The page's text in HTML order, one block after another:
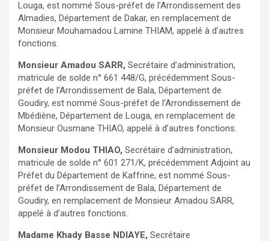
Louga, est nommé Sous-préfet de l’Arrondissement des
Almadies, Département de Dakar, en remplacement de
Monsieur Mouhamadou Lamine THIAM, appelé à d’autres
fonctions.
Monsieur Amadou SARR, Secrétaire d’administration,
matricule de solde n° 661 448/G, précédemment Sous-
préfet de l’Arrondissement de Bala, Département de
Goudiry, est nommé Sous-préfet de l’Arrondissement de
Mbédiène, Département de Louga, en remplacement de
Monsieur Ousmane THIAO, appelé à d’autres fonctions.
Monsieur Modou THIAO, Secrétaire d’administration,
matricule de solde n° 601 271/K, précédemment Adjoint au
Préfet du Département de Kaffrine, est nommé Sous-
préfet de l’Arrondissement de Bala, Département de
Goudiry, en remplacement de Monsieur Amadou SARR,
appelé à d’autres fonctions.
Madame Khady Basse NDIAYE, Secrétaire